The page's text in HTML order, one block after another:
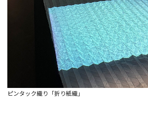
ピンタック織り「折り紙織」